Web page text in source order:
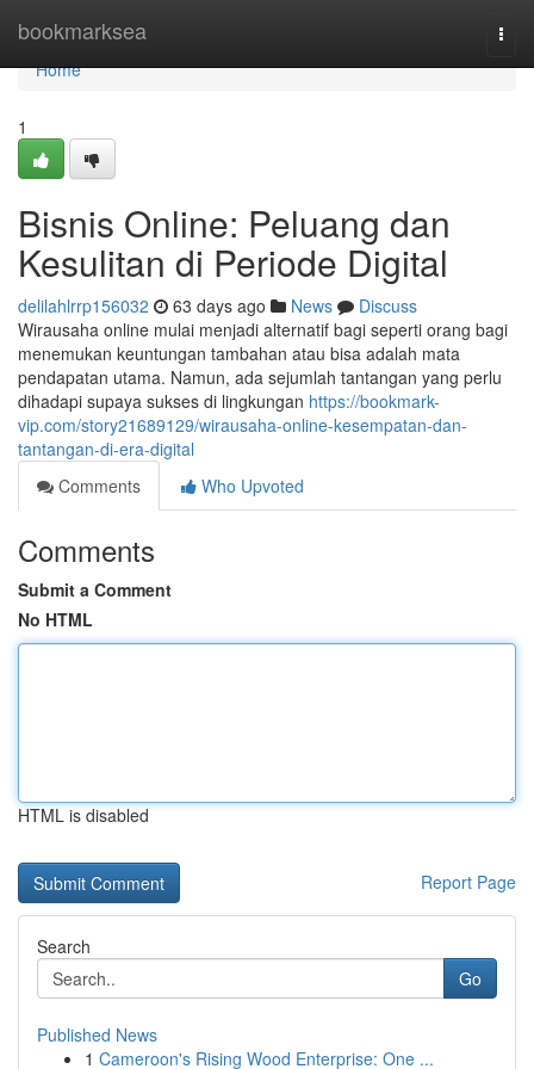
bookmarksea
Home
Home
1
Bisnis Online: Peluang dan
Kesulitan di Periode Digital
delilahlrrp156032 63 days ago News
Discuss
Wirausaha online mulai menjadi alternatif bagi seperti orang bagi
menemukan keuntungan tambahan atau bisa adalah mata
pendapatan utama. Namun, ada sejumlah tantangan yang perlu
dihadapi supaya sukses di lingkungan https://bookmark-
vip.com/story21689129/wirausaha-online-kesempatan-dan-
tantangan-di-era-digital
Comments
Who Upvoted
Comments
Submit a Comment
No HTML
HTML is disabled
Report Page
Search
Go
Published News
1 Cameroon's Rising Wood Enterprise: One ...